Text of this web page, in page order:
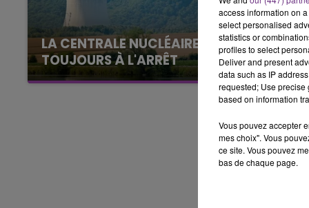
LA CENTRALE NUCLÉAIRE DE CHOOZ
TOUJOURS À L'ARRÊT
Cela fait déjà une semaine que la centrale
nucléaire ardennaise est à l'arrêt. Une situation
access information on
select personalised
statistics or
profiles to select
Deliver and present
data such as IP
requested; Use precise
based on information
Vous pouvez accepter
mes choix". Vous
ce site. Vous pouvez
bas de chaque page.